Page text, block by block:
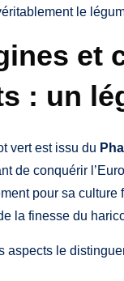
le
et
: un
vert est issu du
de conquérir
pour sa
la finesse du
aspects le